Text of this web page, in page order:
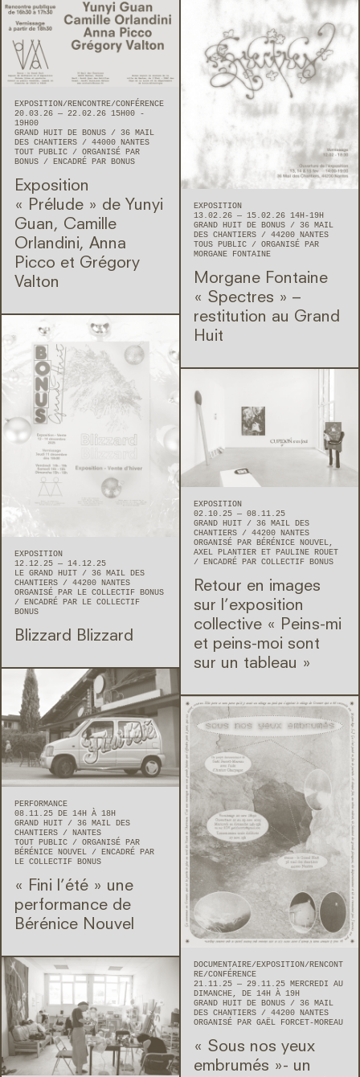
EXPOSITION
RENCONTRE/CONFÉRENCE
20.03.26 — 22.02.26 15H00 -
19H00
GRAND HUIT DE BONUS
36 MAIL
DES CHANTIERS
44000 NANTES
TOUT PUBLIC
ORGANISÉ PAR
BONUS
ENCADRÉ PAR BONUS
Exposition
« Prélude » de Yunyi
Guan, Camille
Orlandini, Anna
Picco et Grégory
Valton
EXPOSITION
13.02.26 — 15.02.26 14H-19H
GRAND HUIT DE BONUS
36 MAIL
DES CHANTIERS
44200 NANTES
TOUS PUBLIC
ORGANISÉ PAR
MORGANE FONTAINE
Morgane Fontaine
« Spectres » –
restitution au Grand
Huit
EXPOSITION
12.12.25 — 14.12.25
LE GRAND HUIT
36 MAIL DES
CHANTIERS
44200 NANTES
ORGANISÉ PAR LE COLLECTIF BONUS
ENCADRÉ PAR LE COLLECTIF
BONUS
Blizzard Blizzard
EXPOSITION
02.10.25 — 08.11.25
GRAND HUIT
36 MAIL DES
CHANTIERS
44200 NANTES
ORGANISÉ PAR BÉRÉNICE NOUVEL,
AXEL PLANTIER ET PAULINE ROUET
ENCADRÉ PAR COLLECTIF BONUS
Retour en images
sur l’exposition
collective « Peins-mi
et peins-moi sont
sur un tableau »
PERFORMANCE
08.11.25 DE 14H À 18H
GRAND HUIT
36 MAIL DES
CHANTIERS
NANTES
TOUT PUBLIC
ORGANISÉ PAR
BÉRÉNICE NOUVEL
ENCADRÉ PAR
LE COLLECTIF BONUS
« Fini l’été » une
performance de
Bérénice Nouvel
DOCUMENTAIRE EXPOSITION
RENCONT
RE/CONFÉRENCE
21.11.25 — 29.11.25 MERCREDI AU
DIMANCHE, DE 14H À 19H
GRAND HUIT DE BONUS
36 MAIL
DES CHANTIERS
44200 NANTES
ORGANISÉ PAR GAËL FORCET-MOREAU
« Sous nos yeux
embrumés »- un